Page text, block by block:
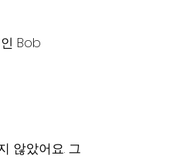
Bob
않았어요. 그